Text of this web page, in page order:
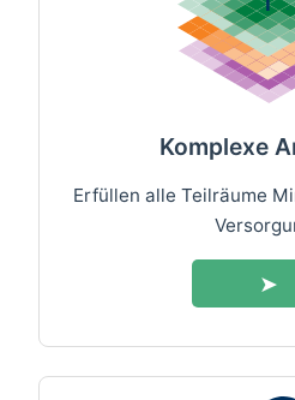
Komplexe
Erfüllen alle Teilräume
➤